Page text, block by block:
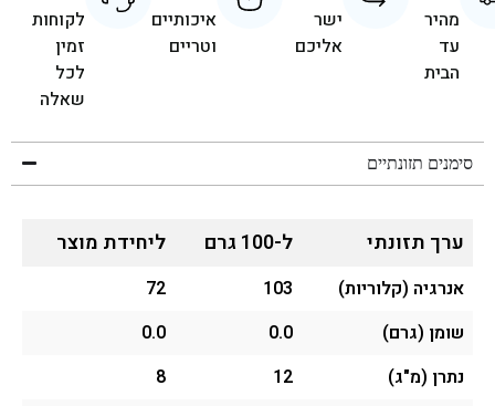
מהיר
עד
הבית
ישר
אליכם
איכותיים
וטריים
לקוחות
זמין
לכל
שאלה
סימנים תזונתיים
ערך תזונתי ל-100 גרם ליחידת מוצר
אנרגיה (קלוריות) 103
72
שומן (גרם)
0.0
0.0
נתרן (מ"ג)
12
8